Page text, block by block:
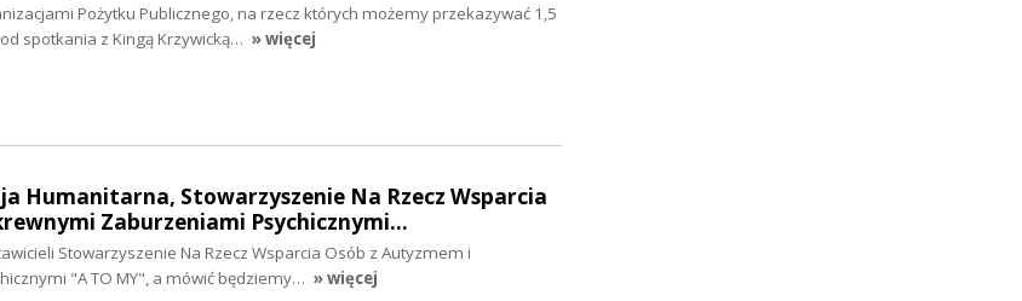
Pożytku Publicznego, na rzecz których możemy przekazywać 1,5
spotkania z Kingą Krzywicką… » więcej
Humanitarna, Stowarzyszenie Na Rzecz Wsparcia
Zaburzeniami Psychicznymi…
Stowarzyszenie Na Rzecz Wsparcia Osób z Autyzmem i
"A TO MY", a mówić będziemy… » więcej